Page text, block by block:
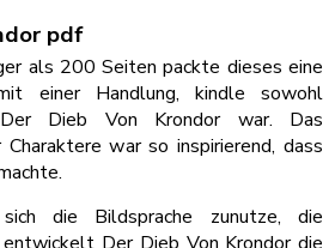
pdf
als 200 Seiten packte dieses eine
einer Handlung, kindle sowohl
Dieb Von Krondor war. Das
Charaktere war so inspirierend, dass
die Bildsprache zunutze, die